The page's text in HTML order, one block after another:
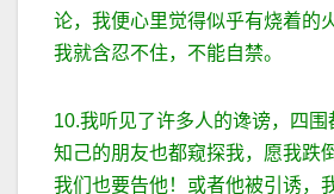
论，我便心里觉得似乎有烧着的
我就含忍不住，不能自禁。
10.我听见了许多人的谗谤，四
知己的朋友也都窥探我，愿我跌
我们也要告他！或者他被引诱，